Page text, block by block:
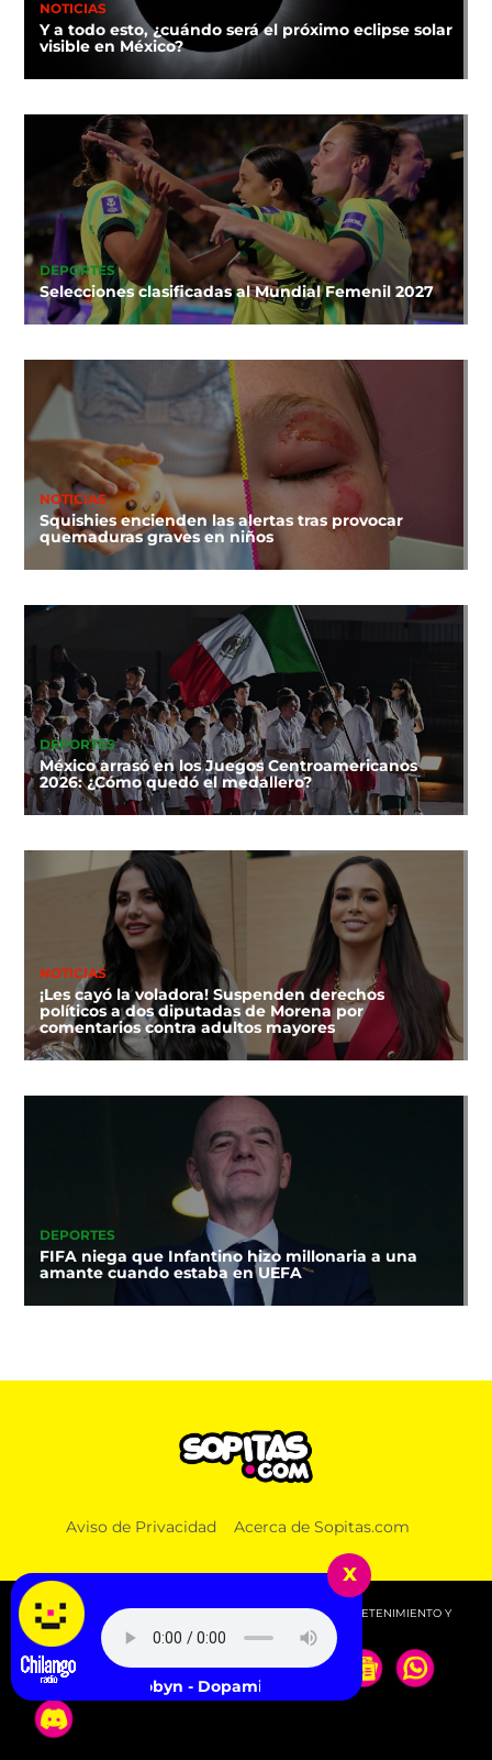
NOTICIAS
Y a todo esto, ¿cuándo será el próximo eclipse solar
visible en México?
DEPORTES
Selecciones clasificadas al Mundial Femenil 2027
NOTICIAS
Squishies encienden las alertas tras provocar
quemaduras graves en niños
DEPORTES
México arrasó en los Juegos Centroamericanos
2026: ¿Cómo quedó el medallero?
NOTICIAS
¡Les cayó la voladora! Suspenden derechos
políticos a dos diputadas de Morena por
comentarios contra adultos mayores
DEPORTES
FIFA niega que Infantino hizo millonaria a una
amante cuando estaba en UEFA
Aviso de Privacidad Acerca de Sopitas.com
© 2026 SOPITAS.COM - MÚSICA, NOTICIAS, DEPORTES, ENTRETENIMIENTO Y
MÁS!.
x
Robyn - Dopamine